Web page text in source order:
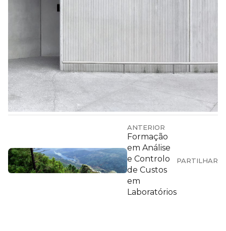
ANTERIOR
Formação
em Análise
e Controlo
de Custos
em
Laboratórios
PARTILHAR